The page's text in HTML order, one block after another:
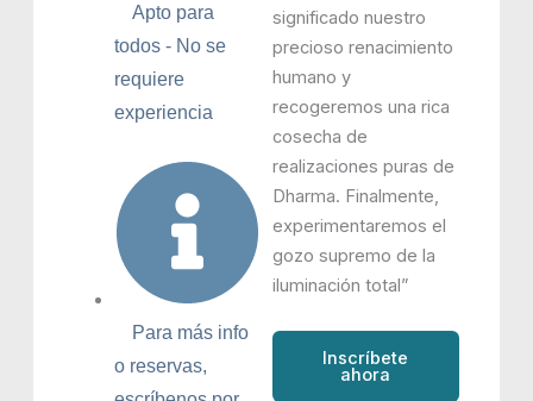
Apto para
todos - No se
requiere
experiencia
Para más info
o reservas,
significado nuestro
precioso renacimiento
humano y
recogeremos una rica
cosecha de
realizaciones puras de
Dharma. Finalmente,
experimentaremos el
gozo supremo de la
iluminación total”
Inscríbete
ahora